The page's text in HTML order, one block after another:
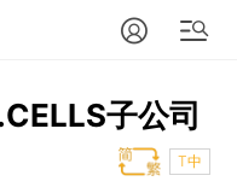
子公司
T中